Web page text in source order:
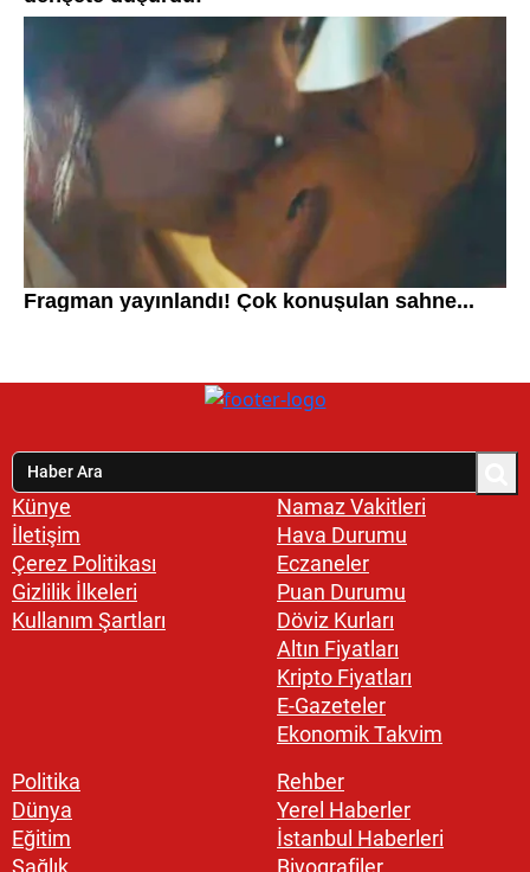
Künye
İletişim
Çerez Politikası
Gizlilik İlkeleri
Kullanım Şartları
Namaz Vakitleri
Hava Durumu
Eczaneler
Puan Durumu
Döviz Kurları
Altın Fiyatları
Kripto Fiyatları
E-Gazeteler
Ekonomik Takvim
Politika
Dünya
Eğitim
Sağlık
Rehber
Yerel Haberler
İstanbul Haberleri
Biyografiler